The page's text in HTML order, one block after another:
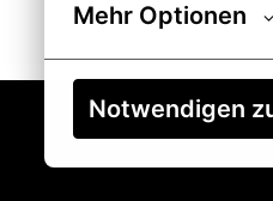
Mehr Optionen
Notwendigen